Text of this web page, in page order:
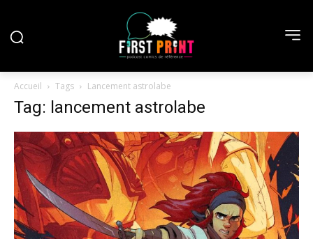
Accueil Tags Lancement astrolabe
Tag: lancement astrolabe